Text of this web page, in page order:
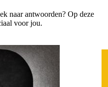
naar antwoorden? Op deze
voor jou.